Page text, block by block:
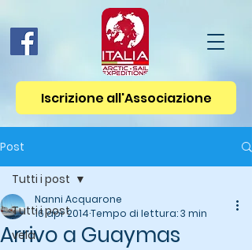
Iscrizione all'Associazione
Post
Tutti i post
vela
Tutti i post
Arrivo a Guaymas
Nanni Acquarone
16 apr 2014Tempo di lettura: 3 min